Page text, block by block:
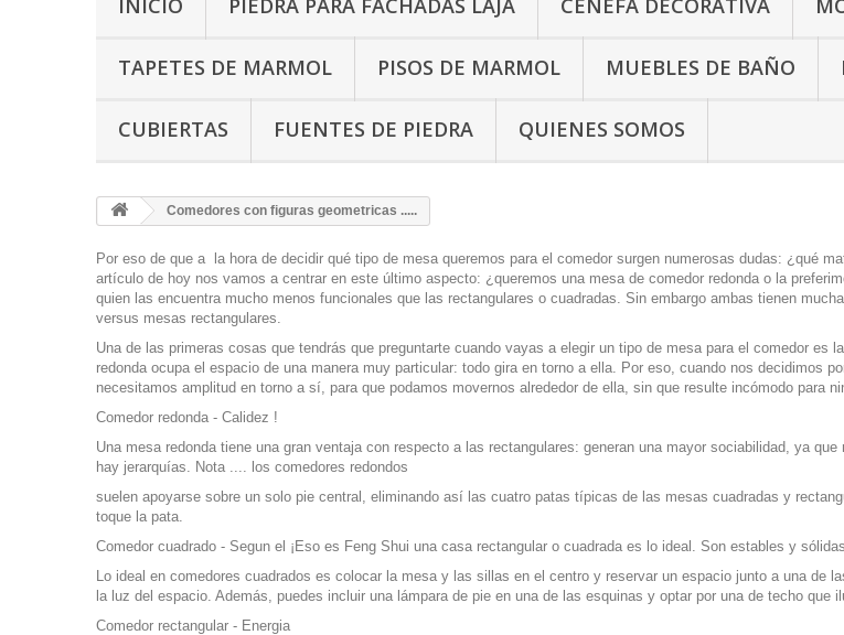
INICIO PIEDRA PARA FACHADAS LAJA CENEFA DECORATIVA
TAPETES DE MARMOL PISOS DE MARMOL MUEBLES DE BAÑO
CUBIERTAS FUENTES DE PIEDRA QUIENES SOMOS
Comedores con figuras geometricas .....
Por eso de que a la hora de decidir qué tipo de mesa queremos para el comedor surgen numerosas dudas: ¿qué
artículo de hoy nos vamos a centrar en este último aspecto: ¿queremos una mesa de comedor redonda o la
quien las encuentra mucho menos funcionales que las rectangulares o cuadradas. Sin embargo ambas tienen
versus mesas rectangulares.
Una de las primeras cosas que tendrás que preguntarte cuando vayas a elegir un tipo de mesa para el comedor
redonda ocupa el espacio de una manera muy particular: todo gira en torno a ella. Por eso, cuando nos decidimos
necesitamos amplitud en torno a sí, para que podamos movernos alrededor de ella, sin que resulte incómodo para
Comedor redonda - Calidez !
Una mesa redonda tiene una gran ventaja con respecto a las rectangulares: generan una mayor sociabilidad, ya
hay jerarquías. Nota .... los comedores redondos
suelen apoyarse sobre un solo pie central, eliminando así las cuatro patas típicas de las mesas cuadradas y
toque la pata.
Comedor cuadrado - Segun el ¡Eso es Feng Shui una casa rectangular o cuadrada es lo ideal. Son estables y
Lo ideal en comedores cuadrados es colocar la mesa y las sillas en el centro y reservar un espacio junto a una de
la luz del espacio. Además, puedes incluir una lámpara de pie en una de las esquinas y optar por una de techo que
Comedor rectangular - Energia